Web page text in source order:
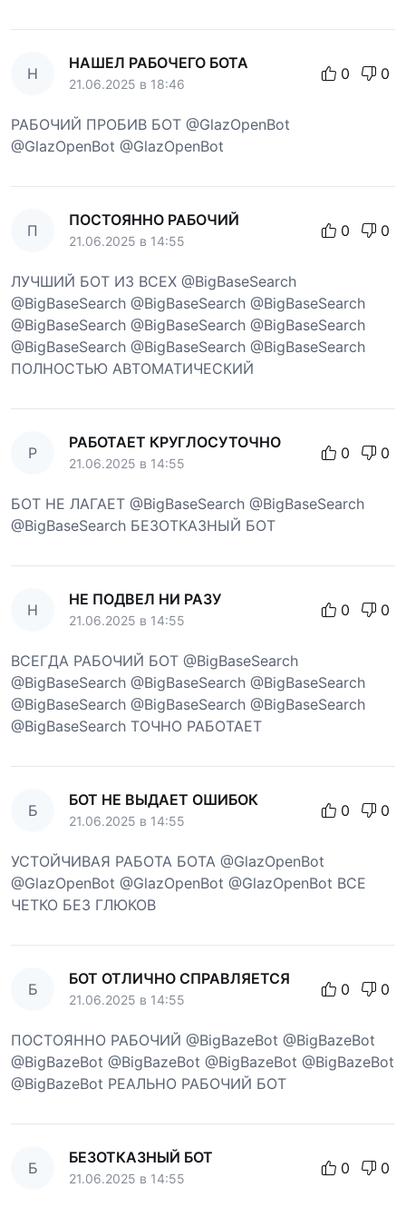
Н
НАШЕЛ РАБОЧЕГО БОТА
21.06.2025 в 18:46
0 0
РАБОЧИЙ ПРОБИВ БОТ @GlazOpenBot
@GlazOpenBot @GlazOpenBot
П
ПОСТОЯННО РАБОЧИЙ
21.06.2025 в 14:55
0 0
ЛУЧШИЙ БОТ ИЗ ВСЕХ @BigBaseSearch
@BigBaseSearch @BigBaseSearch @BigBaseSearch
@BigBaseSearch @BigBaseSearch @BigBaseSearch
@BigBaseSearch @BigBaseSearch @BigBaseSearch
ПОЛНОСТЬЮ АВТОМАТИЧЕСКИЙ
Р
РАБОТАЕТ КРУГЛОСУТОЧНО
21.06.2025 в 14:55
0 0
БОТ НЕ ЛАГАЕТ @BigBaseSearch @BigBaseSearch
@BigBaseSearch БЕЗОТКАЗНЫЙ БОТ
Н
НЕ ПОДВЕЛ НИ РАЗУ
21.06.2025 в 14:55
0 0
ВСЕГДА РАБОЧИЙ БОТ @BigBaseSearch
@BigBaseSearch @BigBaseSearch @BigBaseSearch
@BigBaseSearch @BigBaseSearch @BigBaseSearch
@BigBaseSearch ТОЧНО РАБОТАЕТ
Б
БОТ НЕ ВЫДАЕТ ОШИБОК
21.06.2025 в 14:55
0 0
УСТОЙЧИВАЯ РАБОТА БОТА @GlazOpenBot
@GlazOpenBot @GlazOpenBot @GlazOpenBot ВСЕ
ЧЕТКО БЕЗ ГЛЮКОВ
Б
БОТ ОТЛИЧНО СПРАВЛЯЕТСЯ
21.06.2025 в 14:55
0 0
ПОСТОЯННО РАБОЧИЙ @BigBazeBot @BigBazeBot
@BigBazeBot @BigBazeBot @BigBazeBot @BigBazeBot
@BigBazeBot РЕАЛЬНО РАБОЧИЙ БОТ
Б
БЕЗОТКАЗНЫЙ БОТ
21.06.2025 в 14:55
0 0